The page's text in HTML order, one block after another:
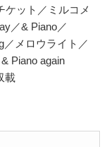
ケット／ミルコメ
／& Piano／
／メロウライト／
Piano again
載